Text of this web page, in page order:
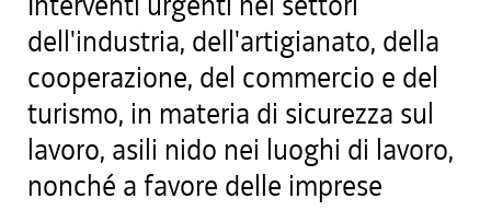
dell'industria, dell'artigianato, della
cooperazione, del commercio e del
turismo, in materia di sicurezza sul
lavoro, asili nido nei luoghi di lavoro,
nonché a favore delle imprese